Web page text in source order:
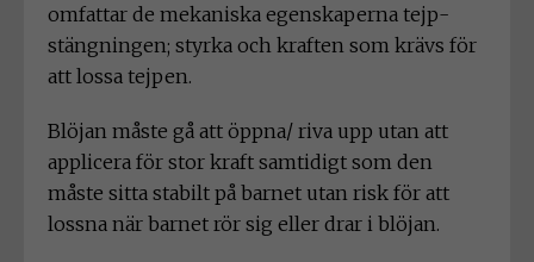
omfattar de mekaniska egenskaperna tejp-
stängningen; styrka och kraften som krävs för
att lossa tejpen.
Blöjan måste gå att öppna/ riva upp utan att
applicera för stor kraft samtidigt som den
måste sitta stabilt på barnet utan risk för att
lossna när barnet rör sig eller drar i blöjan.